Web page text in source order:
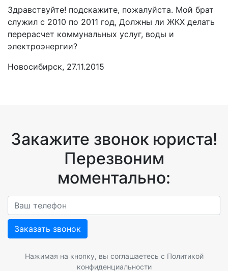
Здравствуйте! подскажите, пожалуйста. Мой брат
служил с 2010 по 2011 год, Должны ли ЖКХ делать
перерасчет коммунальных услуг, воды и
электроэнергии?
Новосибирск, 27.11.2015
Закажите звонок юриста!
Перезвоним
моментально:
Заказать звонок
Нажимая на кнопку, вы соглашаетесь с Политикой
конфиденциальности